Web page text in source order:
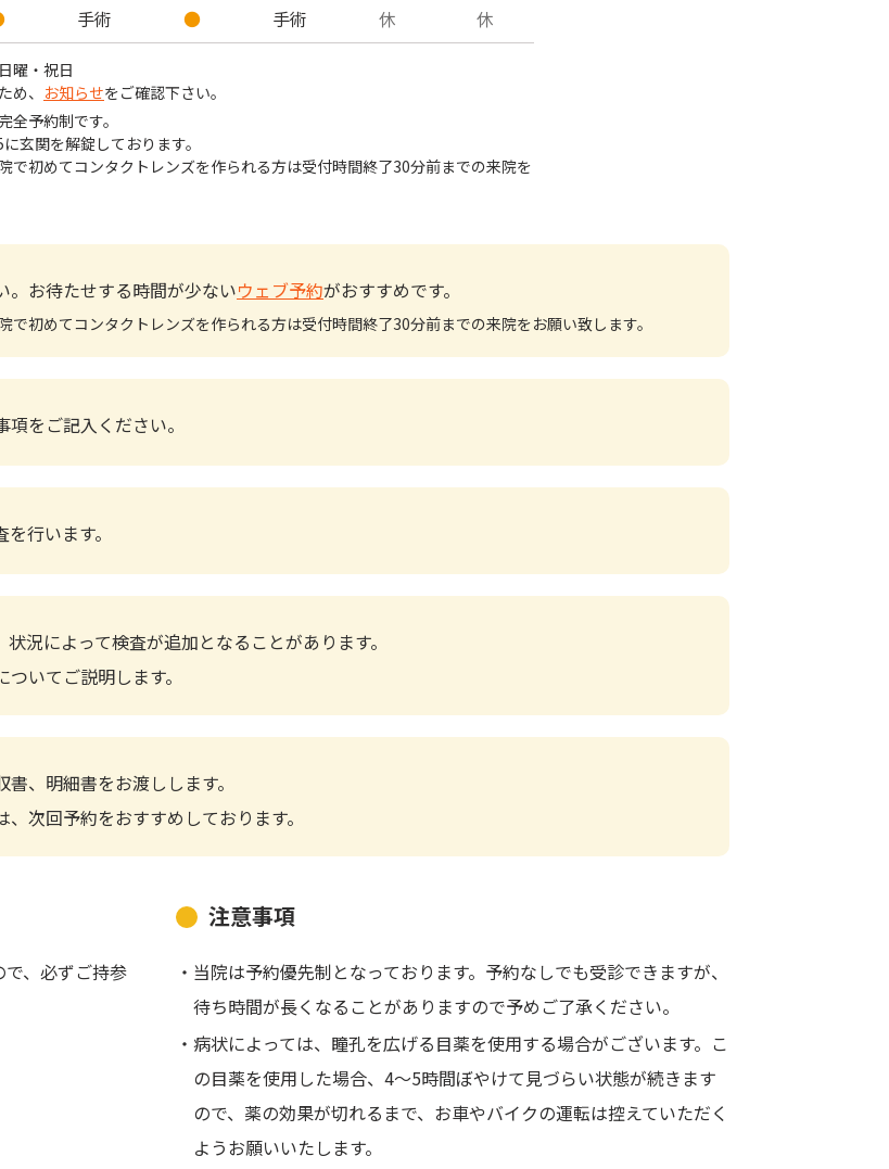
手術 ● 手術 休 休
曜・祝日
、 お知らせをご確認下さい。
予約制です。
玄関を解錠しております。
で初めてコンタクトレンズを作られる方は受付時間終了30分前までの来院を
。お待たせする時間が少ないウェブ予約がおすすめです。
初めてコンタクトレンズを作られる方は受付時間終了30分前までの来院をお願い致します。
をご記入ください。
行います。
況によって検査が追加となることがあります。
いてご説明します。
、明細書をお渡しします。
次回予約をおすすめしております。
で、必ずご持参
注意事項
・当院は予約優先制となっております。予約なしでも受診できますが、
待ち時間が長くなることがありますので予めご了承ください。
・病状によっては、瞳孔を広げる目薬を使用する場合がございます。こ
の目薬を使用した場合、4〜5時間ぼやけて見づらい状態が続きます
ので、薬の効果が切れるまで、お車やバイクの運転は控えていただく
ようお願いいたします。